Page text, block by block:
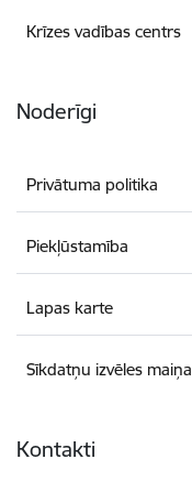
Krīzes vadības centrs
Noderīgi
Privātuma politika
Piekļūstamība
Lapas karte
Sīkdatņu izvēles maiņa
Kontakti